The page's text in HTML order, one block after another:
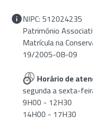
NIPC: 512024235
Património
Matrícula na
19/2005-08-09
Horário de
segunda a sexta-
9H00 - 12H30
14H00 - 17H30